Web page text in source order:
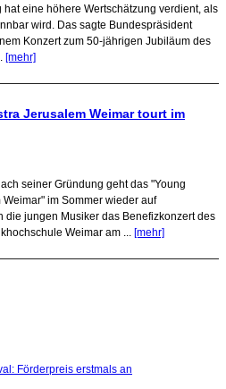
eine höhere Wertschätzung verdient, als
wird. Das sagte Bundespräsident
Konzert zum 50-jährigen Jubiläum des
[mehr]
Jerusalem Weimar tourt im
seiner Gründung geht das "Young
im Sommer wieder auf
die jungen Musiker das Benefizkonzert des
Weimar am ... [mehr]
Förderpreis erstmals an